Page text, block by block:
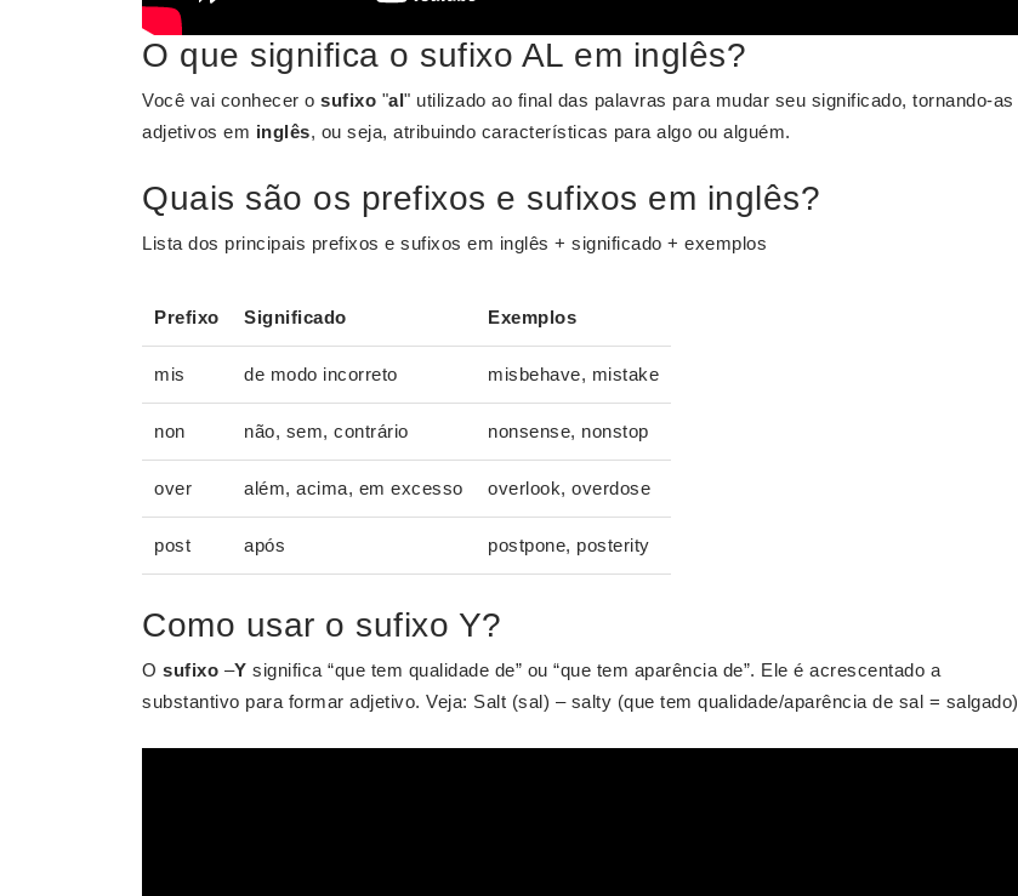
O que significa o sufixo AL em inglês?
Você vai conhecer o sufixo "al" utilizado ao final das palavras para mudar seu significado, tornando-as
adjetivos em inglês, ou seja, atribuindo características para algo ou alguém.
Quais são os prefixos e sufixos em inglês?
Lista dos principais prefixos e sufixos em inglês + significado + exemplos
Prefixo Significado Exemplos
mis de modo incorreto misbehave, mistake
non não, sem, contrário nonsense, nonstop
over além, acima, em excesso overlook, overdose
post após postpone, posterity
Como usar o sufixo Y?
O sufixo –Y significa “que tem qualidade de” ou “que tem aparência de”. Ele é acrescentado a
substantivo para formar adjetivo. Veja: Salt (sal) – salty (que tem qualidade/aparência de sal = salgado)